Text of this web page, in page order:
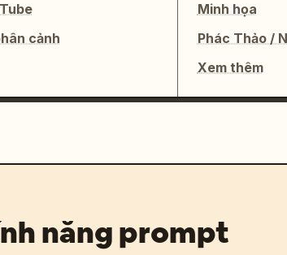
cảnh
Minh họa
Phác Thảo /
Xem thêm
năng prompt